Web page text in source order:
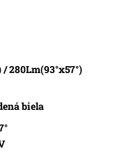
/ 280Lm(93°x57°)
biela